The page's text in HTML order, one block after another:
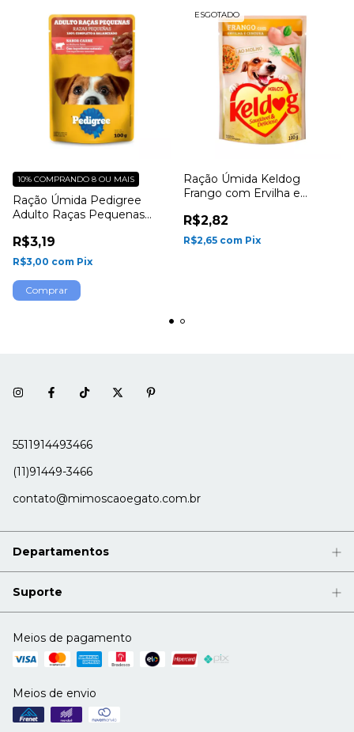
Ração Úmida Pedigree
Adulto Raças Pequenas
R$3,19
10% COMPRANDO 8 OU MAIS
R$3,00 com Pix
ESGOTADO
Ração Úmida Keldog
Frango com Ervilha e
R$2,82
R$2,65 com Pix
5511914493466
(11)91449-3466
contato@mimoscaoegato.com.br
Departamentos
Suporte
Meios de pagamento
Meios de envio